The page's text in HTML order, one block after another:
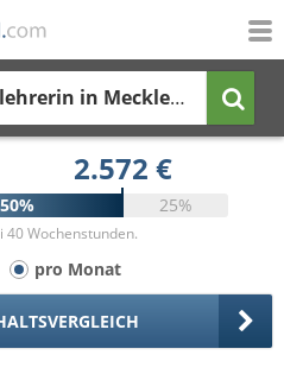
in Mecklenburg-Vorpommern
2.572 €
50% 25%
Wochenstunden.
pro Monat